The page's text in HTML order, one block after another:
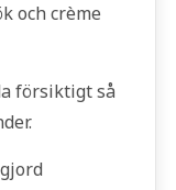
och crème
försiktigt så